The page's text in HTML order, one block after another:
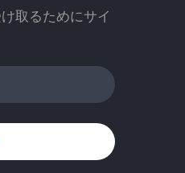
取るためにサイ